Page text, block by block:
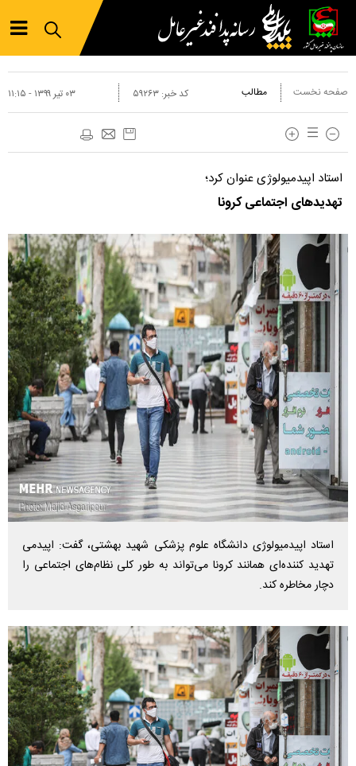
صفحه نخست مطالب ۰۳ تير ۱۳۹۹ - ۱۱:۱۵ کد خبر:۵۹۲۶۳
استاد اپیدمیولوژی عنوان کرد؛
تهدیدهای اجتماعی کرونا
استاد اپیدمیولوژی دانشگاه علوم پزشکی شهید بهشتی، گفت: اپیدمی
تهدید کننده‌ای همانند کرونا می‌تواند به طور کلی نظام‌های اجتماعی را
دچار مخاطره کند.